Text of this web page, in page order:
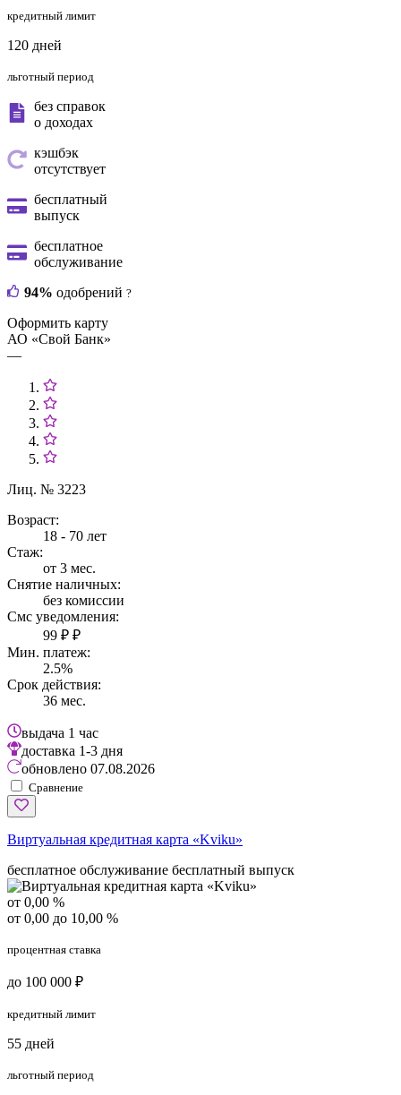
кредитный лимит
120 дней
льготный период
без справок
о доходах
кэшбэк
отсутствует
бесплатный
выпуск
бесплатное
обслуживание
94% одобрений ?
Оформить карту
АО «Свой Банк»
—
Лиц. № 3223
Возраст:
18 - 70 лет
Стаж:
от 3 мес.
Снятие наличных:
без комиссии
Смс уведомления:
99 ₽ ₽
Мин. платеж:
2.5%
Срок действия:
36 мес.
выдача 1 час
доставка 1-3 дня
обновлено 07.08.2026
Сравнение
Виртуальная кредитная карта «Kviku»
бесплатное обслуживание бесплатный выпуск
от 0,00 %
от 0,00 до 10,00 %
процентная ставка
до 100 000 ₽
кредитный лимит
55 дней
льготный период